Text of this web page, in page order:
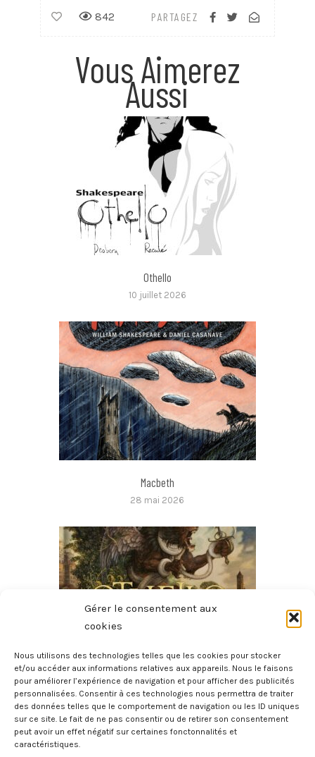
Gérer le consentement aux
cookies
Nous utilisons des technologies telles que les cookies pour stocker
et/ou accéder aux informations relatives aux appareils. Nous le faisons
pour améliorer l’expérience de navigation et pour afficher des publicités
personnalisées. Consentir à ces technologies nous permettra de traiter
des données telles que le comportement de navigation ou les ID uniques
sur ce site. Le fait de ne pas consentir ou de retirer son consentement
peut avoir un effet négatif sur certaines fonctonnalités et
caractéristiques.
PARTAGEZ
842
Vous Aimerez
Aussi
Othello
10 juillet 2026
Macbeth
28 mai 2026
Othello
16 mai 2026